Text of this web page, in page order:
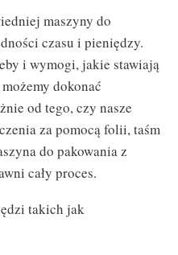
maszyny do
czasu i pieniędzy.
i wymogi, jakie stawiają
dokonać
od tego, czy nasze
za pomocą folii, taśm
do pakowania z
cały proces.
takich jak